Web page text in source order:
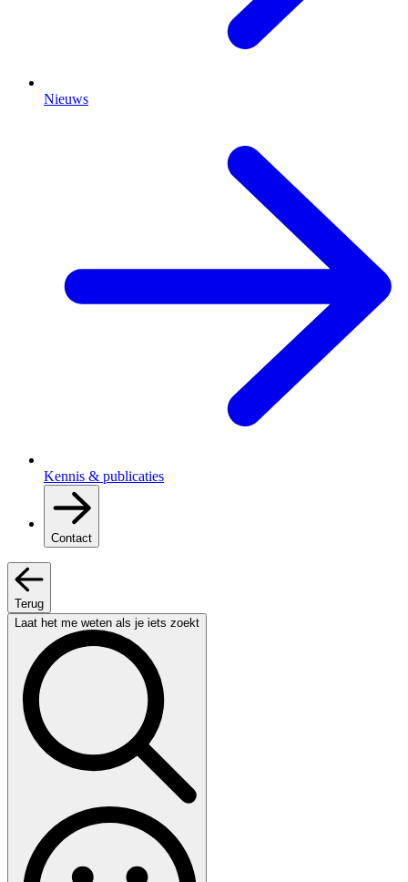
Nieuws
Kennis & publicaties
Contact
Terug
Laat het me weten als je iets zoekt